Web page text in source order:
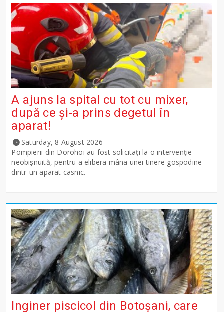
A ajuns la spital cu tot cu mixer,
după ce și-a prins degetul în
aparat!
Saturday, 8 August 2026
Pompierii din Dorohoi au fost solicitați la o intervenție
neobișnuită, pentru a elibera mâna unei tinere gospodine
dintr-un aparat casnic.
Inginer piscicol din Botoşani, care